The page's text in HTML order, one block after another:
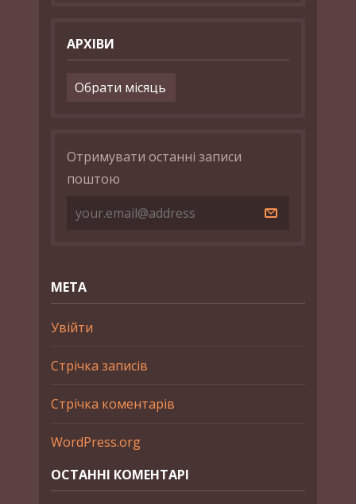
АРХІВИ
Архіви
Отримувати останні записи
поштою
МЕТА
Увійти
Стрічка записів
Стрічка коментарів
WordPress.org
ОСТАННІ КОМЕНТАРІ